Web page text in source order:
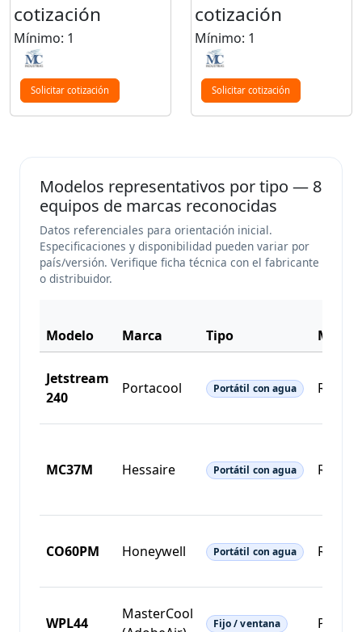
cotización
Mínimo: 1
Solicitar cotización
cotización
Mínimo: 1
Solicitar cotización
Modelos representativos por tipo — 8
equipos de marcas reconocidas
Datos referenciales para orientación inicial.
Especificaciones y disponibilidad pueden variar por
país/versión. Verifique ficha técnica con el fabricante
o distribuidor.
Modelo Marca Tipo
Jetstream
240
Portacool Portátil con agua Ruedas
MC37M Hessaire Portátil con agua Ruedas
CO60PM Honeywell Portátil con agua Ruedas
WPL44
MasterCool
Fijo / ventana